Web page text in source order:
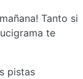
Tanto si
te
pistas